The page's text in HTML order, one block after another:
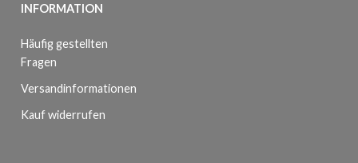
INFORMATION
Häufig gestellten
Fragen
Versandinformationen
Kauf widerrufen